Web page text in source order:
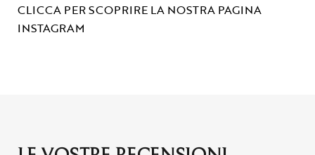
CLICCA PER SCOPRIRE LA NOSTRA PAGINA
INSTAGRAM